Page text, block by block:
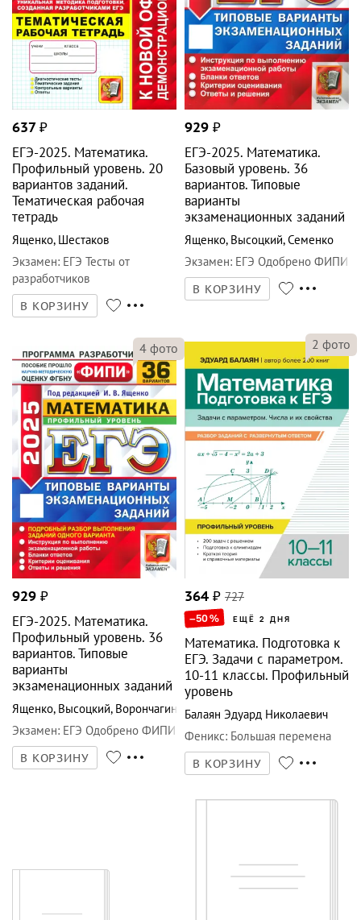
637₽
ЕГЭ-2025. Математика.
Профильный уровень. 20
вариантов заданий.
Тематическая рабочая
тетрадь
Ященко,Шестаков
Экзамен:ЕГЭ Тесты от
разработчиков
929₽
ЕГЭ-2025. Математика.
Базовый уровень. 36
вариантов. Типовые
варианты
экзаменационных заданий
Ященко,Высоцкий,Семенко
Экзамен:ЕГЭ Одобрено ФИПИ
4фото
929₽
ЕГЭ-2025. Математика.
Профильный уровень. 36
вариантов. Типовые
варианты
экзаменационных заданий
Ященко,Высоцкий,Ворончагина
Экзамен:ЕГЭ Одобрено ФИПИ
2фото
364₽ 727
–50% ЕЩЁ 2 ДНЯ
Математика. Подготовка к
ЕГЭ. Задачи с параметром.
10-11 классы. Профильный
уровень
Балаян Эдуард Николаевич
Феникс:Большая перемена